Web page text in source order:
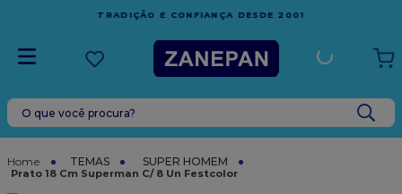
FRETE GRÁTIS
ESPÍRITO SANTO
O que você procura?
TEMAS SUPER HOMEM
Prato 18 Cm Superman C/ 8 Un Festcolor
TERMOS MAIS BUSCADOS
leite condensado